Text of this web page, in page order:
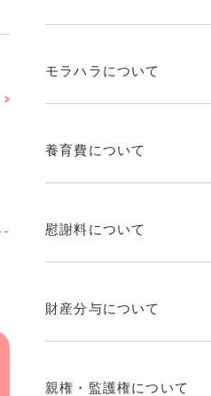
モラハラについて
養育費について
慰謝料について
財産分与について
親権・監護権について